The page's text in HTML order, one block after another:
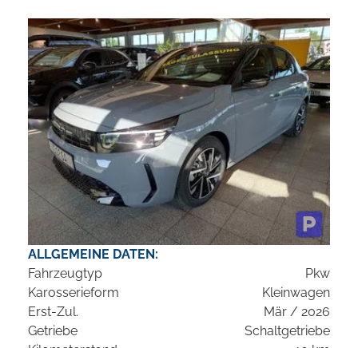
ALLGEMEINE DATEN:
Fahrzeugtyp
Pkw
Karosserieform
Kleinwagen
Erst-Zul.
Mär / 2026
Getriebe
Schaltgetriebe